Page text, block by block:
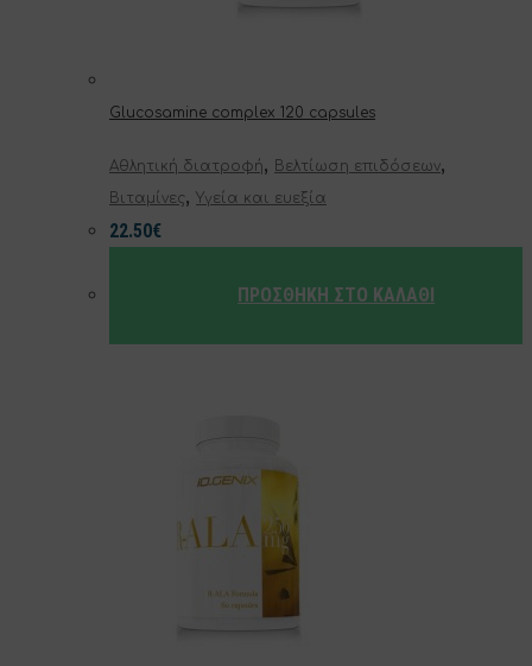
Glucosamine complex 120 capsules
Αθλητική διατροφή, Βελτίωση επιδόσεων,
Βιταμίνες, Υγεία και ευεξία
22.50€
ΠΡΟΣΘΉΚΗ ΣΤΟ ΚΑΛΆΘΙ